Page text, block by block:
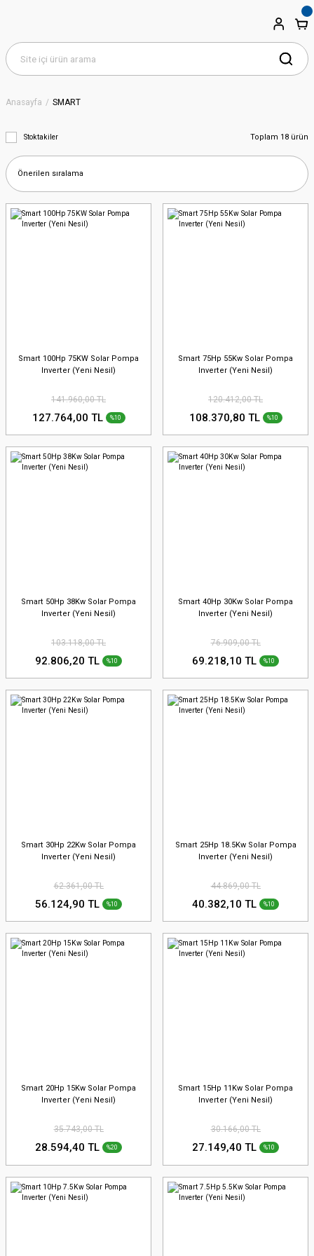
Anasayfa SMART
Stoktakiler Toplam 18 ürün
Smart 100Hp 75KW Solar Pompa
Inverter (Yeni Nesil)
141.960,00 TL
127.764,00 TL %10
Smart 75Hp 55Kw Solar Pompa
Inverter (Yeni Nesil)
120.412,00 TL
108.370,80 TL %10
Smart 50Hp 38Kw Solar Pompa
Inverter (Yeni Nesil)
103.118,00 TL
92.806,20 TL %10
Smart 40Hp 30Kw Solar Pompa
Inverter (Yeni Nesil)
76.909,00 TL
69.218,10 TL %10
Smart 30Hp 22Kw Solar Pompa
Inverter (Yeni Nesil)
62.361,00 TL
56.124,90 TL %10
Smart 25Hp 18.5Kw Solar Pompa
Inverter (Yeni Nesil)
44.869,00 TL
40.382,10 TL %10
Smart 20Hp 15Kw Solar Pompa
Inverter (Yeni Nesil)
35.743,00 TL
28.594,40 TL %20
Smart 15Hp 11Kw Solar Pompa
Inverter (Yeni Nesil)
30.166,00 TL
27.149,40 TL %10